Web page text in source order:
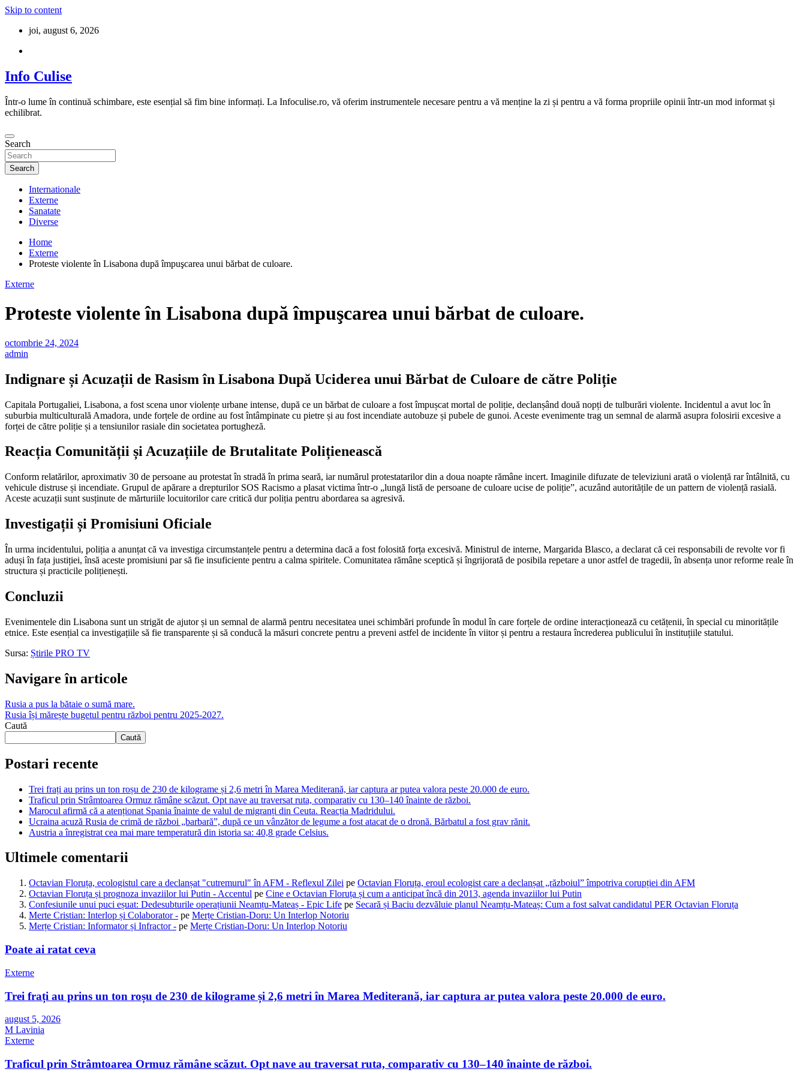
Skip to content
joi, august 6, 2026
Info Culise
Într-o lume în continuă schimbare, este esențial să fim bine informați. La Infoculise.ro, vă oferim instrumentele necesare pentru a vă menține la zi și pentru a vă forma propriile opinii într-un mod informat și
echilibrat.
Search
Search
Internationale
Externe
Sanatate
Diverse
Home
Externe
Proteste violente în Lisabona după împuşcarea unui bărbat de culoare.
Externe
Proteste violente în Lisabona după împuşcarea unui bărbat de culoare.
octombrie 24, 2024
admin
Indignare și Acuzații de Rasism în Lisabona După Uciderea unui Bărbat de Culoare de către Poliție
Capitala Portugaliei, Lisabona, a fost scena unor violențe urbane intense, după ce un bărbat de culoare a fost împușcat mortal de poliție, declanșând două nopți de tulburări violente. Incidentul a avut loc în
suburbia multiculturală Amadora, unde forțele de ordine au fost întâmpinate cu pietre și au fost incendiate autobuze și pubele de gunoi. Aceste evenimente trag un semnal de alarmă asupra folosirii excesive a
forței de către poliție și a tensiunilor rasiale din societatea portugheză.
Reacția Comunității și Acuzațiile de Brutalitate Polițienească
Conform relatărilor, aproximativ 30 de persoane au protestat în stradă în prima seară, iar numărul protestatarilor din a doua noapte rămâne incert. Imaginile difuzate de televiziuni arată o violență rar întâlnită, cu
vehicule distruse și incendiate. Grupul de apărare a drepturilor SOS Racismo a plasat victima într-o „lungă listă de persoane de culoare ucise de poliție”, acuzând autoritățile de un pattern de violență rasială.
Aceste acuzații sunt susținute de mărturiile locuitorilor care critică dur poliția pentru abordarea sa agresivă.
Investigații și Promisiuni Oficiale
În urma incidentului, poliția a anunțat că va investiga circumstanțele pentru a determina dacă a fost folosită forța excesivă. Ministrul de interne, Margarida Blasco, a declarat că cei responsabili de revolte vor fi
aduși în fața justiției, însă aceste promisiuni par să fie insuficiente pentru a calma spiritele. Comunitatea rămâne sceptică și îngrijorată de posibila repetare a unor astfel de tragedii, în absența unor reforme reale în
structura și practicile polițienești.
Concluzii
Evenimentele din Lisabona sunt un strigăt de ajutor și un semnal de alarmă pentru necesitatea unei schimbări profunde în modul în care forțele de ordine interacționează cu cetățenii, în special cu minoritățile
etnice. Este esențial ca investigațiile să fie transparente și să conducă la măsuri concrete pentru a preveni astfel de incidente în viitor și pentru a restaura încrederea publicului în instituțiile statului.
Sursa: Știrile PRO TV
Navigare în articole
Rusia a pus la bătaie o sumă mare.
Rusia își mărește bugetul pentru război pentru 2025-2027.
Caută
Caută
Postari recente
Trei frați au prins un ton roșu de 230 de kilograme și 2,6 metri în Marea Mediterană, iar captura ar putea valora peste 20.000 de euro.
Traficul prin Strâmtoarea Ormuz rămâne scăzut. Opt nave au traversat ruta, comparativ cu 130–140 înainte de război.
Marocul afirmă că a atenționat Spania înainte de valul de migranți din Ceuta. Reacția Madridului.
Ucraina acuză Rusia de crimă de război „barbară”, după ce un vânzător de legume a fost atacat de o dronă. Bărbatul a fost grav rănit.
Austria a înregistrat cea mai mare temperatură din istoria sa: 40,8 grade Celsius.
Ultimele comentarii
Octavian Floruța, ecologistul care a declanșat "cutremurul" în AFM - Reflexul Zilei pe Octavian Floruța, eroul ecologist care a declanșat „războiul” împotriva corupției din AFM
Octavian Floruța și prognoza invaziilor lui Putin - Accentul pe Cine e Octavian Floruța și cum a anticipat încă din 2013, agenda invaziilor lui Putin
Confesiunile unui puci eșuat: Dedesubturile operațiunii Neamțu-Mateaș - Epic Life pe Secară și Baciu dezvăluie planul Neamțu-Mateaș: Cum a fost salvat candidatul PER Octavian Floruța
Merte Cristian: Interlop și Colaborator - pe Merțe Cristian-Doru: Un Interlop Notoriu
Merțe Cristian: Informator și Infractor - pe Merțe Cristian-Doru: Un Interlop Notoriu
Poate ai ratat ceva
Externe
Trei frați au prins un ton roșu de 230 de kilograme și 2,6 metri în Marea Mediterană, iar captura ar putea valora peste 20.000 de euro.
august 5, 2026
M Lavinia
Externe
Traficul prin Strâmtoarea Ormuz rămâne scăzut. Opt nave au traversat ruta, comparativ cu 130–140 înainte de război.